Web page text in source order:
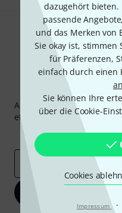
dazugehört bieten.
passende
und das Merken von
Sie okay ist, stimmen
für Präferenzen,
einfach durch einen
Sie können Ihre
über die Cookie-
Cookies
Impressum ·
Abonniere den Thomann
etwas Glück einen von50
Inspirierende